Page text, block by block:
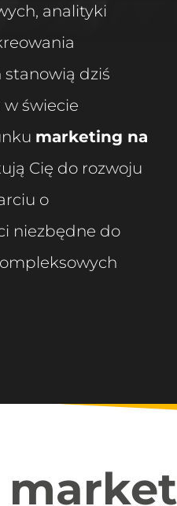
analityki
dziś
świecie
marketing na
Cię do rozwoju
o
niezbędne do